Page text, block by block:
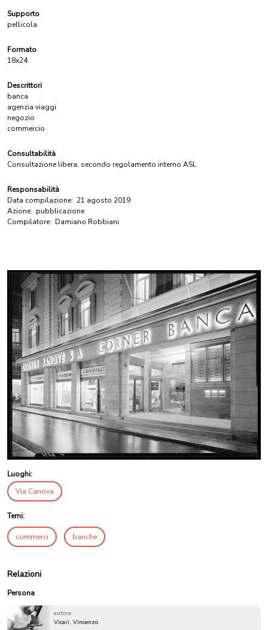
Supporto
pellicola
Formato
18x24
Descrittori
banca
agenzia viaggi
negozio
commercio
Consultabilità
Consultazione libera, secondo regolamento interno ASL
Responsabilità
Data compilazione: 21 agosto 2019
Azione: pubblicazione
Compilatore: Damiano Robbiani
Luoghi:
Via Canova
Temi:
commerci banche
Relazioni
Persona
autore
Vicari, Vincenzo